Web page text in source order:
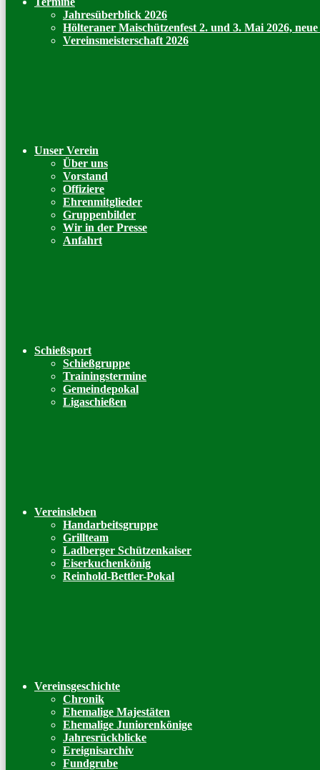
Jahresüberblick 2026
Hölteraner Maischützenfest 2. und 3. Mai 2026,
Vereinsmeisterschaft 2026
Unser Verein
Über uns
Vorstand
Offiziere
Ehrenmitglieder
Gruppenbilder
Wir in der Presse
Anfahrt
Schießsport
Schießgruppe
Trainingstermine
Gemeindepokal
Ligaschießen
Vereinsleben
Handarbeitsgruppe
Grillteam
Ladberger Schützenkaiser
Eiserkuchenkönig
Reinhold-Bettler-Pokal
Vereinsgeschichte
Chronik
Ehemalige Majestäten
Ehemalige Juniorenkönige
Jahresrückblicke
Ereignisarchiv
Fundgrube